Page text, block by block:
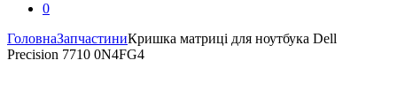
0
ГоловнаЗапчастиниКришка матриці для ноутбука Dell
Precision 7710 0N4FG4